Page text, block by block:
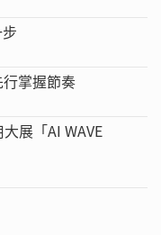
掌握節奏
展「AI WAVE